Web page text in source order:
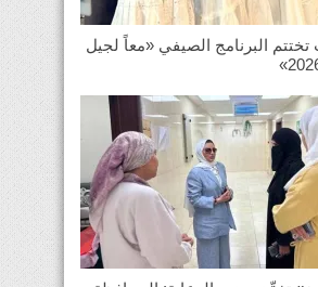
تختتم البرنامج الصيفي «معاً لجيل